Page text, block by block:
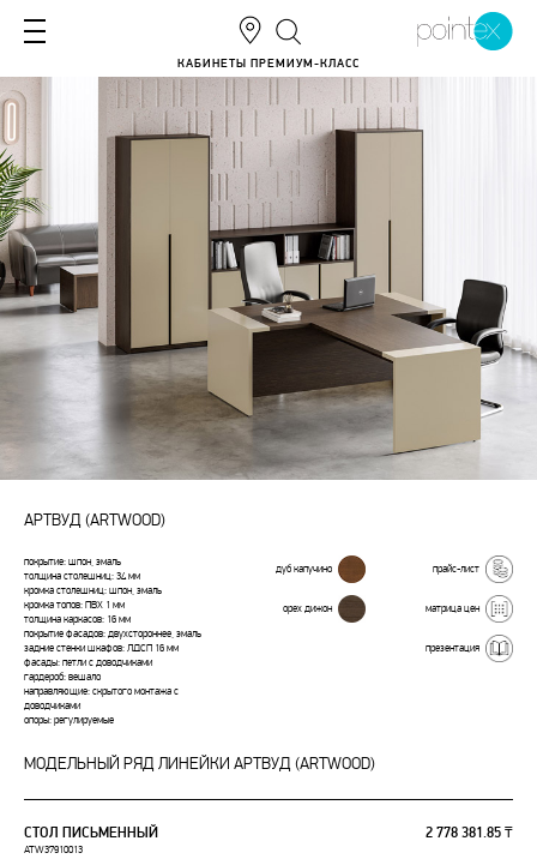
КАБИНЕТЫ ПРЕМИУМ-КЛАСС
АРТВУД (ARTWOOD)
покрытие: шпон, эмаль
толщина столешниц: 34 мм
кромка столешниц: шпон, эмаль
кромка топов: ПВХ 1 мм
толщина каркасов: 16 мм
покрытие фасадов: двухстороннее, эмаль
задние стенки шкафов: ЛДСП 16 мм
фасады: петли с доводчиками
гардероб: вешало
направляющие: скрытого монтажа с
доводчиками
опоры: регулируемые
дуб капучино
орех дижон
прайс-лист
матрица цен
презентация
МОДЕЛЬНЫЙ РЯД ЛИНЕЙКИ АРТВУД (ARTWOOD)
СТОЛ ПИСЬМЕННЫЙ 2 778 381.85 ₸
ATW37910013